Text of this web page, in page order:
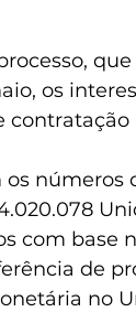
os
números
com base
de
no